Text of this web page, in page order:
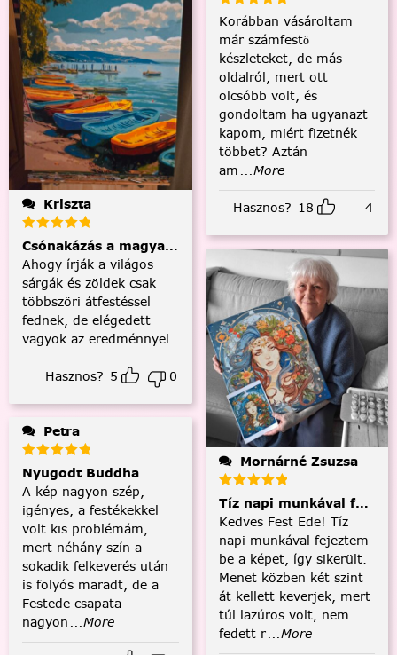
Kriszta
Csónakázás a magyar tengeren
Ahogy írják a világos
sárgák és zöldek csak
többszöri átfestéssel
fednek, de elégedett
vagyok az eredménnyel.
Hasznos? 5 0
Petra
Nyugodt Buddha
A kép nagyon szép,
igényes, a festékekkel
volt kis problémám,
mert néhány szín a
sokadik felkeverés után
is folyós maradt, de a
Festede csapata
nagyon ...More
Korábban vásároltam
már számfestő
készleteket, de más
oldalról, mert ott
olcsóbb volt, és
gondoltam ha ugyanazt
kapom, miért fizetnék
többet? Aztán
am ...More
Hasznos? 18 4
Mornárné Zsuzsa
Tíz napi munkával
Kedves Fest Ede! Tíz
napi munkával fejeztem
be a képet, így sikerült.
Menet közben két szint
át kellett keverjek, mert
túl lazúros volt, nem
fedett r...More